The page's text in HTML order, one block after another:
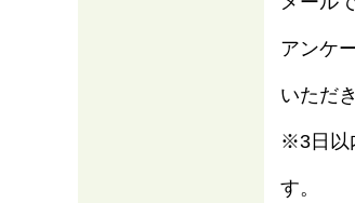
アンケ
いただ
※3日以
す。